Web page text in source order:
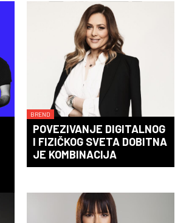
BREND
POVEZIVANJE DIGITALNOG
I FIZIČKOG SVETA DOBITNA
JE KOMBINACIJA